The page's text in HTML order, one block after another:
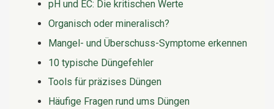
pH und EC: Die kritischen Werte
Organisch oder mineralisch?
Mangel- und Überschuss-Symptome erkennen
10 typische Düngefehler
Tools für präzises Düngen
Häufige Fragen rund ums Düngen